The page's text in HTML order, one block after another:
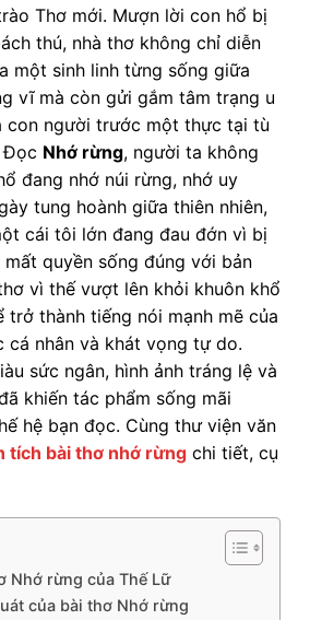
Thơ mới. Mượn lời con hổ bị
thú, nhà thơ không chỉ diễn
một sinh linh từng sống giữa
vĩ mà còn gửi gắm tâm trạng u
con người trước một thực tại tù
Đọc Nhớ rừng, người ta không
đang nhớ núi rừng, nhớ uy
tung hoành giữa thiên nhiên,
cái tôi lớn đang đau đớn vì bị
quyền sống đúng với bản
vì thế vượt lên khỏi khuôn khổ
trở thành tiếng nói mạnh mẽ của
cá nhân và khát vọng tự do.
sức ngân, hình ảnh tráng lệ và
khiến tác phẩm sống mãi
hệ bạn đọc. Cùng thư viện văn
tích bài thơ nhớ rừng chi tiết, cụ
Nhớ rừng của Thế Lữ
của bài thơ Nhớ rừng